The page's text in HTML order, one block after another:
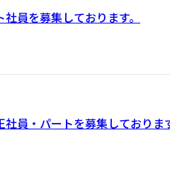
員を募集しております。
員・パートを募集しておりま